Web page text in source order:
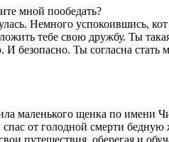
мной пообедать?
Немного успокоившись, кот
тебе свою дружбу. Ты
безопасно. Ты согласна стать
маленького щенка по имени
от голодной смерти бедную
путешествия, оберегая и